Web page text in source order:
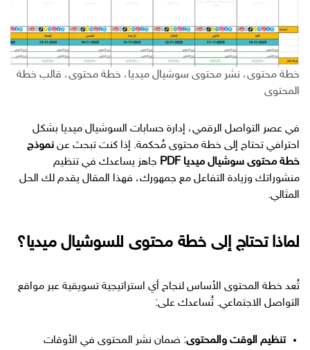
خطة محتوى، نشر محتوى سوشيال ميديا، خطة محتوى، قالب خطة
المحتوى
في عصر التواصل الرقمي، إدارة حسابات السوشيال ميديا بشكل
احترافي تحتاج إلى خطة محتوى مُحكمة. إذا كنت تبحث عن نموذج
خطة محتوى سوشيال ميديا PDF
جاهز يساعدك في تنظيم
منشوراتك وزيادة التفاعل مع جمهورك، فهذا المقال يقدم لك الحل
المثالي.
لماذا تحتاج إلى خطة محتوى للسوشيال ميديا؟
تُعد خطة المحتوى الأساس لنجاح أي استراتيجية تسويقية عبر مواقع
التواصل الاجتماعي. تُساعدك على:
تنظيم الوقت والمحتوى: ضمان نشر المحتوى في الأوقات